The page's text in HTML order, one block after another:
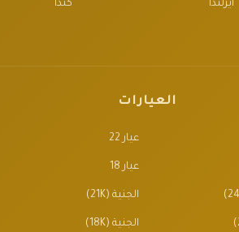
أيرلندا كندا
العيارات
عيار 22
عيار 18
الجنية (21K)
الجنية (18K)